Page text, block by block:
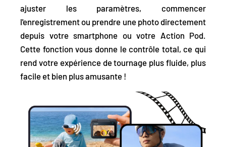
ajuster les paramètres, commencer
l'enregistrement ou prendre une photo directement
depuis votre smartphone ou votre Action Pod.
Cette fonction vous donne le contrôle total, ce qui
rend votre expérience de tournage plus fluide, plus
facile et bien plus amusante !